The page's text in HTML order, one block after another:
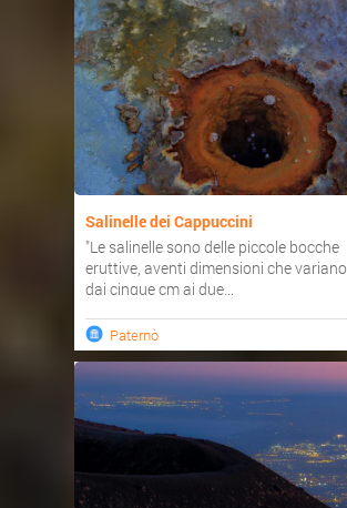
Salinelle dei Cappuccini
"Le salinelle sono delle piccole bocche
eruttive, aventi dimensioni che variano
dai cinque cm ai due...
Paternò